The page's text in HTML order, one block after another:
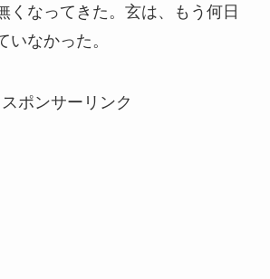
くなってきた。玄は、もう何日
いなかった。
スポンサーリンク